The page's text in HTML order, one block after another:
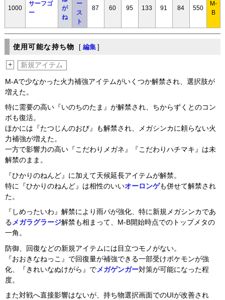
1000
サーフゴ
ー
が
ね
ー
ス
ト
87 60 95 133 91 84 550
M-
B
使用可能な持ち物 [ 編集 ]
+ 新規アイテム
M-Aで少なかった火力補強アイテムがいくつか解禁され、選択肢が
増えた。
特に需要の高い『いのちのたま』が解禁され、ちからずくとのコン
ボも復活。
ほかには『たつじんのおび』も解禁され、メガシンカに頼らない火
力補強が増えた。
一方で影響力の高い『こだわりメガネ』『こだわりハチマキ』は未
解禁のまま。
『ひかりのねんど』に加えて天候延長アイテムが解禁。
特に『ひかりのねんど』は相性のいいオーロンゲも併せて解禁され
た。
『しめったいわ』解禁により雨パが強化、特に新規メガシンカであ
るメガラグラージ解禁も相まって、M-B開始時点でのトップメタの
一角。
防御、回復などの新規アイテムには目立つモノがない。
『おおきなねっこ』で回復量が補強できる一部受けポケモンが強
化、『きれいなぬけがら』で メガゲンガー対策が可能になった程
度。
また対戦へ直接影響はないが、持ち物選択画面でのUIが改善され